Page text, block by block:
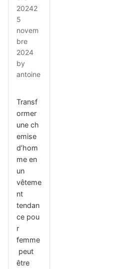
20242
5
novem
bre
2024
by
antoine
Transf
ormer
une ch
emise
d’hom
me en
un
vêteme
nt
tendan
ce pou
r
femme
peut
être